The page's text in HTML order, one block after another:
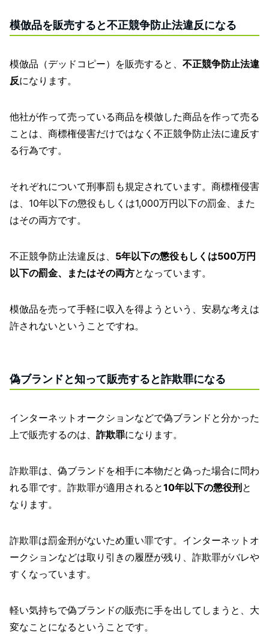
模倣品を販売すると不正競争防止法違反になる
模倣品（デッドコピー）を販売すると、 不正競争防止法違
反になります。
他社が作って売っている商品を模倣した商品を作って売る
ことは、商標権侵害だけではなく不正競争防止法に違反す
る行為です。
それぞれについて刑事罰も規定されています。商標権侵害
は、10年以下の懲役もしくは1,000万円以下の罰金、また
はその両方です。
不正競争防止法違反は、 5年以下の懲役もしくは500万円
以下の罰金、またはその両方となっています。
模倣品を売って手軽に収入を得ようという、安易な考えは
許されないということですね。
偽ブランドと知って販売すると詐欺罪になる
インターネットオークションなどで偽ブランドと分かった
上で販売するのは、 詐欺罪になります。
詐欺罪は、偽ブランドを相手に本物だと偽った場合に問わ
れる罪です。詐欺罪が適用されると10年以下の懲役刑 と
なります。
詐欺罪は罰金刑がないため重い罪です。インターネットオ
ークションなどは取り引きの履歴が残り、詐欺罪がバレや
すくなっています。
軽い気持ちで偽ブランドの販売に手を出してしまうと、大
変なことになるということです。